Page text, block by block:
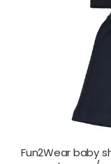
Fun2Wear baby